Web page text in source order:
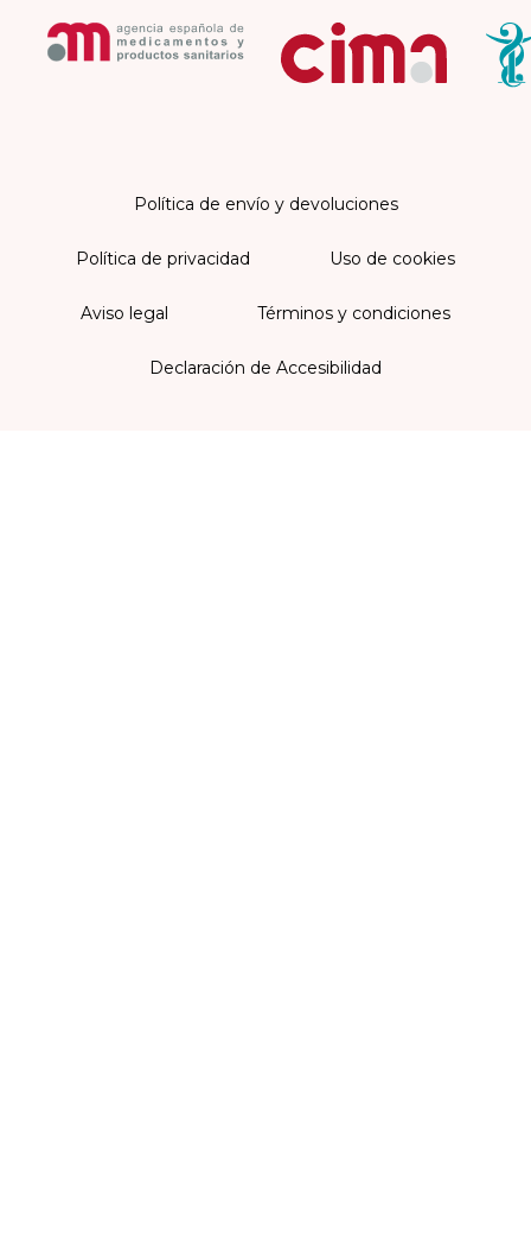
Política de envío y devoluciones
Política de privacidad Uso de cookies
Aviso legal Términos y condiciones
Declaración de Accesibilidad